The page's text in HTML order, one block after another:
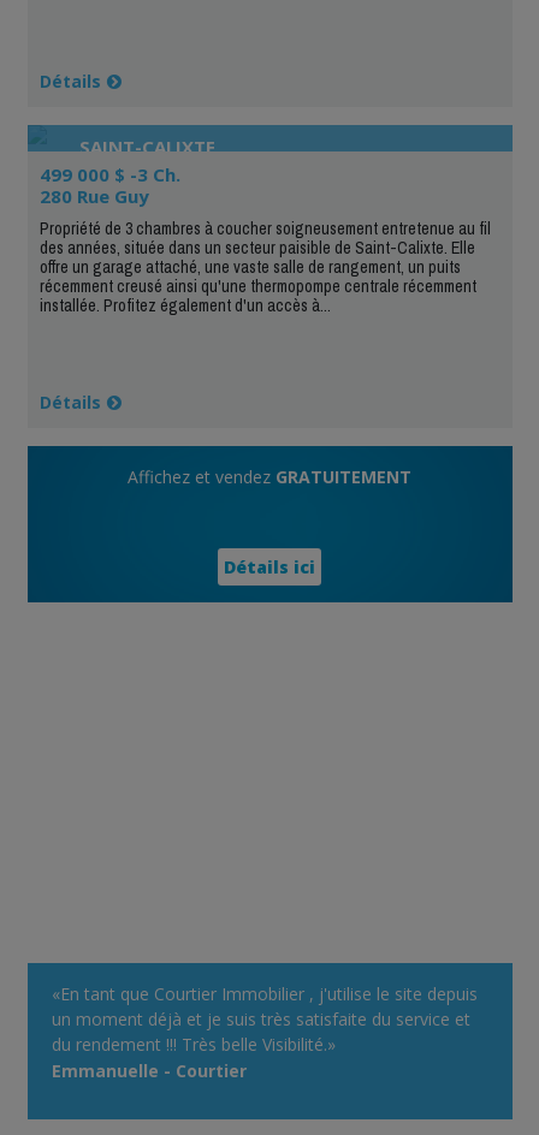
Détails
SAINT-CALIXTE
499 000 $ -3 Ch.
280 Rue Guy
Propriété de 3 chambres à coucher soigneusement entretenue au fil
des années, située dans un secteur paisible de Saint-Calixte. Elle
offre un garage attaché, une vaste salle de rangement, un puits
récemment creusé ainsi qu'une thermopompe centrale récemment
installée. Profitez également d'un accès à...
Détails
Affichez et vendez GRATUITEMENT
Détails ici
«En tant que Courtier Immobilier , j'utilise le site depuis
un moment déjà et je suis très satisfaite du service et
du rendement !!! Très belle Visibilité.»
Emmanuelle - Courtier